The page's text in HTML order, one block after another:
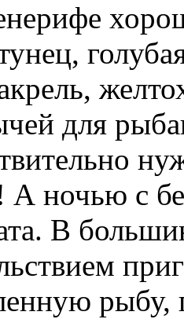
для
А ночью с
В
рыбу,